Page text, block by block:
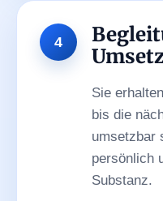
Sie
bis die
umsetzbar
persönlich
Substanz.